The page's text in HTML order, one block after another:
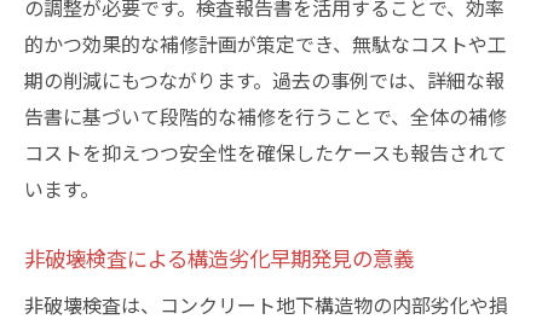
の調整が必要です。検査報告書を活用することで、効率
的かつ効果的な補修計画が策定でき、無駄なコストや工
期の削減にもつながります。過去の事例では、詳細な報
告書に基づいて段階的な補修を行うことで、全体の補修
コストを抑えつつ安全性を確保したケースも報告されて
います。
非破壊検査による構造劣化早期発見の意義
非破壊検査は、コンクリート地下構造物の内部劣化や損